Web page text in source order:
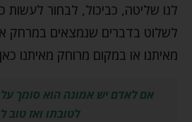
לנו שליטה, כביכול, לבחור לעשות
לשלוט בדברים שנמצאים במרחק
מאיתנו או במקום מרוחק מאיתנו
אם לאדם יש אמונה הוא סומך
לטובתו ואז טוב